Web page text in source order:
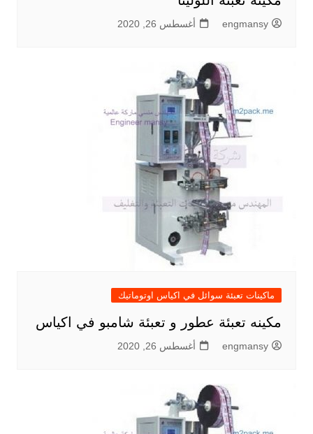
engmansy أغسطس 26, 2020
ماكينات تعبئة سوائل في اكياس اوتوماتيك
مكينه تعبئة عطور و تعبئة شامبو في اكياس
engmansy أغسطس 26, 2020